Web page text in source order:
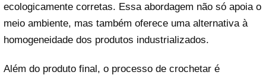
ecologicamente corretas. Essa abordagem não só apoia o
meio ambiente, mas também oferece uma alternativa à
homogeneidade dos produtos industrializados.
Além do produto final, o processo de crochetar é